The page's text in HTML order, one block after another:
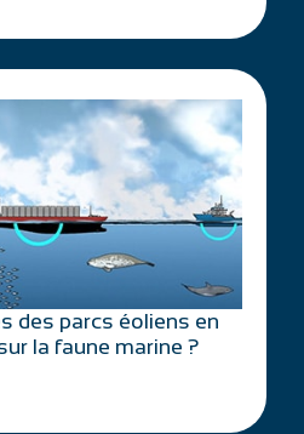
des parcs éoliens en
la faune marine ?